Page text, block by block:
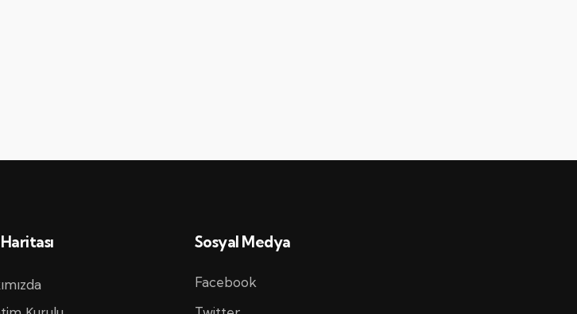
Sosyal Medya
Facebook